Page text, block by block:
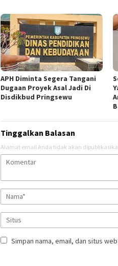
APH Diminta Segera Tangani
Dugaan Proyek Asal Jadi Di
Disdikbud Pringsewu
Tinggalkan Balasan
Alamat email Anda tidak akan
Simpan nama, email, dan situs